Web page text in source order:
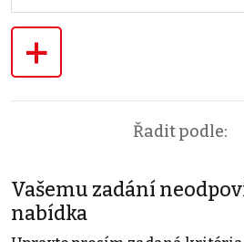
+
Řadit podle:
Vašemu zadání
nabídka